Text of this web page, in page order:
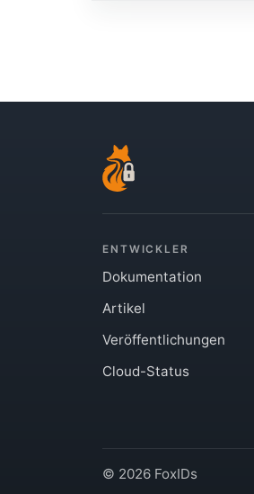
ENTWICKLER
Dokumentation
Artikel
Veröffentlichungen
Cloud-Status
© 2026 FoxIDs